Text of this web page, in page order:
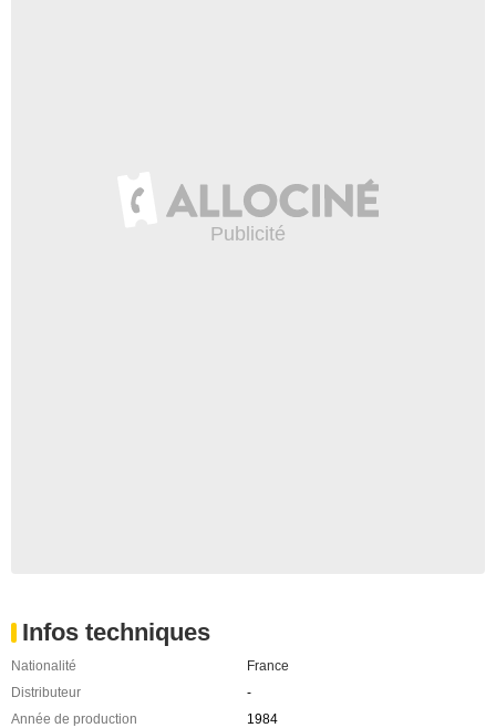
Infos techniques
Nationalité
France
Distributeur
-
Année de production
1984